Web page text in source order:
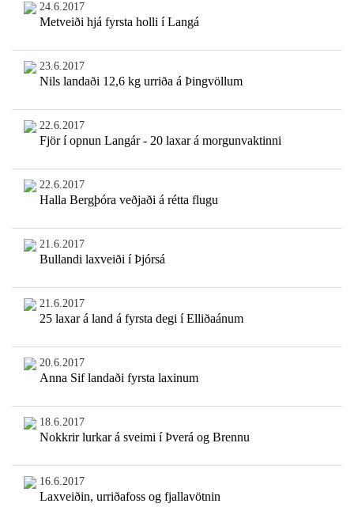
24.6.2017
Metveiði hjá fyrsta holli í Langá
23.6.2017
Nils landaði 12,6 kg urriða á Þingvöllum
22.6.2017
Fjör í opnun Langár - 20 laxar á morgunvaktinni
22.6.2017
Halla Bergþóra veðjaði á rétta flugu
21.6.2017
Bullandi laxveiði í Þjórsá
21.6.2017
25 laxar á land á fyrsta degi í Elliðaánum
20.6.2017
Anna Sif landaði fyrsta laxinum
18.6.2017
Nokkrir lurkar á sveimi í Þverá og Brennu
16.6.2017
Laxveiðin, urriðafoss og fjallavötnin